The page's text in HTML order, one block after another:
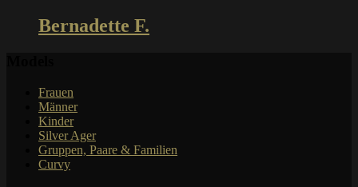
Bernadette F.
Frauen
Männer
Kinder
Silver Ager
Gruppen, Paare & Familien
Curvy